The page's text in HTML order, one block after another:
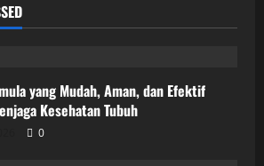
yang Mudah, Aman, dan Efektif
Kesehatan Tubuh
0